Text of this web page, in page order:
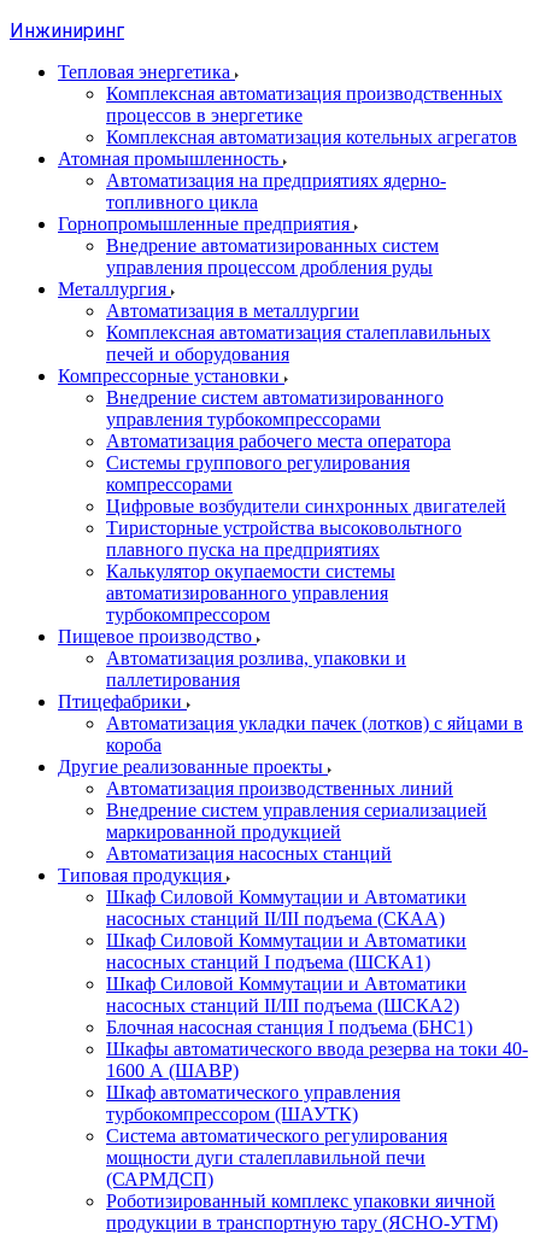
Инжиниринг
Тепловая энергетика
Комплексная автоматизация производственных
процессов в энергетике
Комплексная автоматизация котельных агрегатов
Атомная промышленность
Автоматизация на предприятиях ядерно-
топливного цикла
Горнопромышленные предприятия
Внедрение автоматизированных систем
управления процессом дробления руды
Металлургия
Автоматизация в металлургии
Комплексная автоматизация сталеплавильных
печей и оборудования
Компрессорные установки
Внедрение систем автоматизированного
управления турбокомпрессорами
Автоматизация рабочего места оператора
Системы группового регулирования
компрессорами
Цифровые возбудители синхронных двигателей
Тиристорные устройства высоковольтного
плавного пуска на предприятиях
Калькулятор окупаемости системы
автоматизированного управления
турбокомпрессором
Пищевое производство
Автоматизация розлива, упаковки и
паллетирования
Птицефабрики
Автоматизация укладки пачек (лотков) с яйцами в
короба
Другие реализованные проекты
Автоматизация производственных линий
Внедрение систем управления сериализацией
маркированной продукцией
Автоматизация насосных станций
Типовая продукция
Шкаф Силовой Коммутации и Автоматики
насосных станций II/III подъема (СКАА)
Шкаф Силовой Коммутации и Автоматики
насосных станций I подъема (ШСКА1)
Шкаф Силовой Коммутации и Автоматики
насосных станций II/III подъема (ШСКА2)
Блочная насосная станция I подъема (БНС1)
Шкафы автоматического ввода резерва на токи 40-
1600 А (ШАВР)
Шкаф автоматического управления
турбокомпрессором (ШАУТК)
Система автоматического регулирования
мощности дуги сталеплавильной печи
(САРМДСП)
Роботизированный комплекс упаковки яичной
продукции в транспортную тару (ЯСНО-УТМ)